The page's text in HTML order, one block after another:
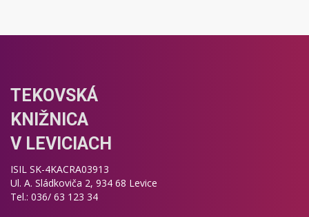
TEKOVSKÁ
KNIŽNICA
V LEVICIACH
ISIL SK-4KACRA03913
Ul. A. Sládkoviča 2, 934 68 Levice
Tel.: 036/ 63 123 34